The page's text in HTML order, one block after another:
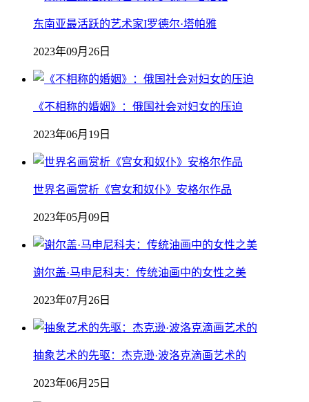
东南亚最活跃的艺术家I罗德尔·塔帕雅
2023年09月26日
《不相称的婚姻》：俄国社会对妇女的压迫
2023年06月19日
世界名画赏析《宫女和奴仆》安格尔作品
2023年05月09日
谢尔盖·马申尼科夫：传统油画中的女性之美
2023年07月26日
抽象艺术的先驱：杰克逊·波洛克滴画艺术的
2023年06月25日